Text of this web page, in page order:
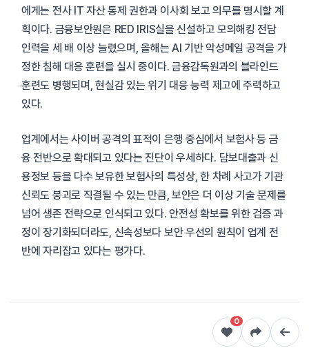
에게는 전사 IT 자산 통제 권한과 이사회 보고 의무를 명시할 계
획이다. 금융보안원은 RED IRIS실을 신설하고 모의해킹 전담
인력을 세 배 이상 늘렸으며, 올해는 AI 기반 악성메일 공격을 가
정한 침해 대응 훈련을 실시 중이다. 금융감독원과의 블라인드
훈련도 병행되며, 현실감 있는 위기 대응 능력 제고에 주력하고
있다.
업계에서는 사이버 공격의 표적이 은행 중심에서 보험사 등 금
융 전반으로 확대되고 있다는 진단이 우세하다. 담보대출과 신
용정보 등을 다수 보유한 보험사의 특성상, 한 차례 사고가 기관
신뢰도 붕괴로 직결될 수 있는 만큼, 보안은 더 이상 기술 문제를
넘어 생존 전략으로 인식되고 있다. 안전성 확보를 위한 검증 과
정이 장기화되더라도, 신속성보다 보안 우선의 원칙이 업계 전
반에 자리잡고 있다는 평가다.
0